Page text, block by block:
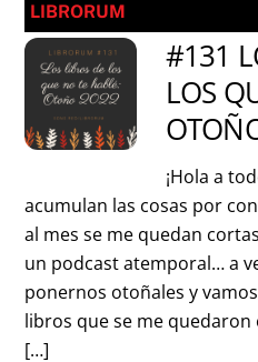
LIBRORUM
#131
LOS
¡Hola a
acumulan las cosas por
al mes se me quedan
un podcast atemporal… a
ponernos otoñales y
libros que se me
[…]